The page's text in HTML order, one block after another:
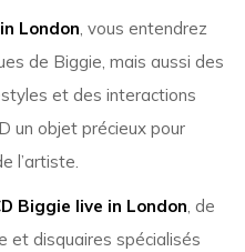
London, vous entendrez
de Biggie, mais aussi des
et des interactions
un objet précieux pour
l’artiste.
Biggie live in London, de
et disquaires spécialisés